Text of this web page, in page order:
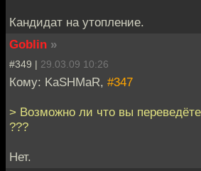
Кандидат на утопление.
Goblin »
#349 | 29.03.09 10:26
Кому: KaSHMaR, #347
> Возможно ли что вы
???
Нет.